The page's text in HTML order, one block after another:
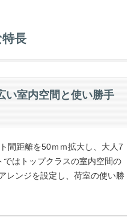
長
い室内空間と使い勝手
間距離を50ｍｍ拡大し、大人7
ではトップクラスの室内空間の
レンジを設定し、荷室の使い勝